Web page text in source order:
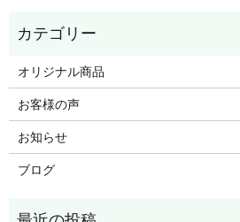
オリジナル商品
お客様の声
お知らせ
ブログ